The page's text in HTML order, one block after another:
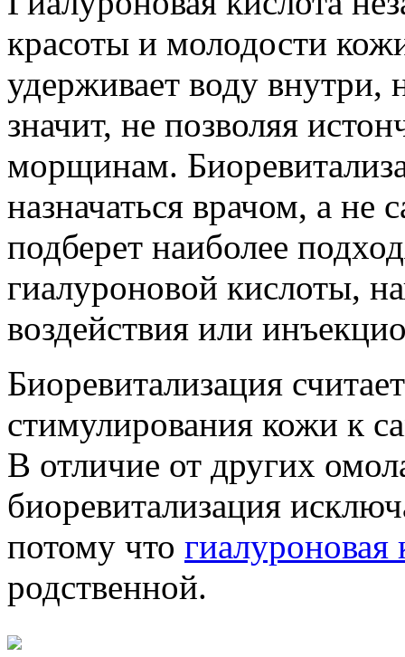
красоты и молодости
удерживает воду внутри,
значит, не позволяя
морщинам.
назначаться врачом, а не
подберет наиболее
гиалуроновой кислоты,
воздействия или
Биоревитализация
стимулирования кожи к
В отличие от других
биоревитализация
потому что гиалуроновая
родственной.